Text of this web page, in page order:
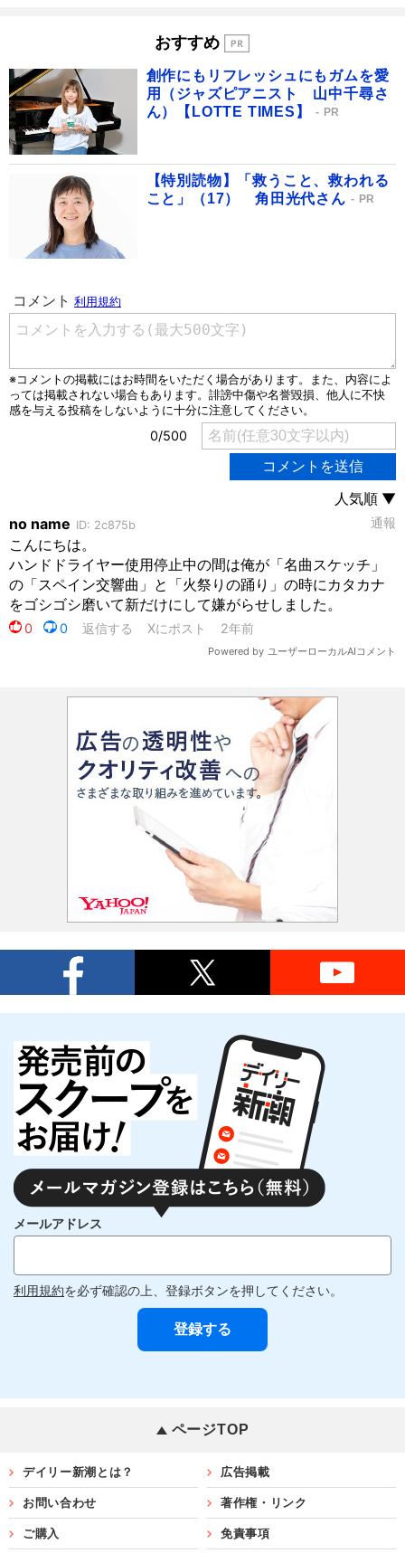
おすすめ
創作にもリフレッシュにもガムを愛
用（ジャズピアニスト 山中千尋さ
ん）【LOTTE TIMES】
PR
【特別読物】「救うこと、救われる
こと」（17） 角田光代さん
PR
メールアドレス
利用規約を必ず確認の上、登録ボタンを押してください。
ページTOP
デイリー新潮とは？ 広告掲載
お問い合わせ 著作権・リンク
ご購入 免責事項